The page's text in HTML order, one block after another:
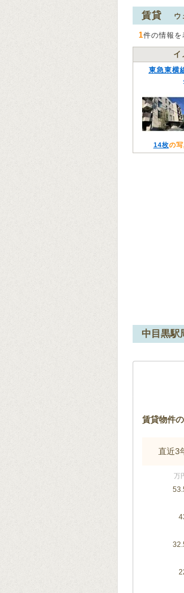
賃貸 ウ
1件の情報を
イ
東急東横
14枚の
中目黒駅
賃貸物件
直近3
万